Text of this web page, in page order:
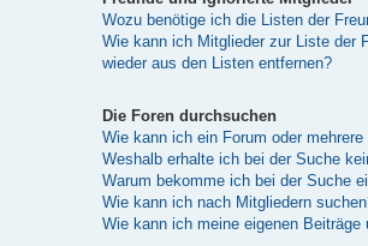
Wozu benötige ich die Listen der
Wie kann ich Mitglieder zur Liste der
wieder aus den Listen entfernen?
Die Foren durchsuchen
Wie kann ich ein Forum oder
Weshalb erhalte ich bei der Suche
Warum bekomme ich bei der Suche
Wie kann ich nach Mitgliedern
Wie kann ich meine eigenen Beiträge